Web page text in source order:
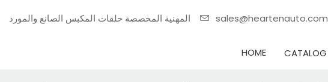
sales@heartenauto.com
HOME CATALOG